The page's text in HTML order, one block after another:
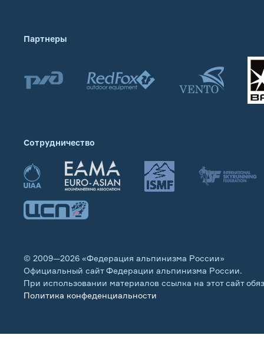
Партнеры
Сотрудничество
© 2009—2026 «Федерация альпинизма России»
Официальный сайт Федерации альпинизма России.
При использовании материалов ссылка на этот сайт
Политика конфеденциальности